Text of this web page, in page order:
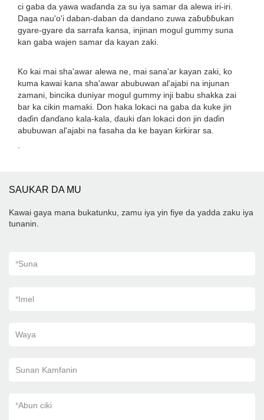
ci gaba da yawa waɗanda za su iya samar da alewa iri-iri.
Daga nau'o'i daban-daban da dandano zuwa zaɓuɓɓukan
gyare-gyare da sarrafa kansa, injinan mogul gummy suna
kan gaba wajen samar da kayan zaki.
Ko kai mai sha'awar alewa ne, mai sana'ar kayan zaki, ko
kuma kawai kana sha'awar abubuwan al'ajabi na injunan
zamani, bincika duniyar mogul gummy inji babu shakka zai
bar ka cikin mamaki. Don haka lokaci na gaba da kuke jin
daɗin ɗanɗano kala-kala, ɗauki ɗan lokaci don jin daɗin
abubuwan al'ajabi na fasaha da ke bayan ƙirƙirar sa.
SAUKAR DA MU
Kawai gaya mana bukatunku, zamu iya yin fiye da yadda zaku iya
tunanin.
*Suna
*Imel
Waya
Sunan Kamfanin
*Abun ciki